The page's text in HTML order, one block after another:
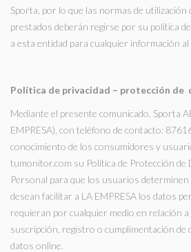
Sporta, por lo que las normas de utilización
prestados deberán regirse por su política
a esta entidad para cualquier información al
Política de privacidad – protección de
Mediante el presente comunicado, Sporta
EMPRESA), con teléfono de contacto:
conocimiento de los consumidores y
tumonitor.com su Política de Protección de
Personal para que los usuarios
desean facilitar a LA EMPRESA los datos
requieran por cualquier medio en relación
suscripción, registro o cumplimentación de
datos online.